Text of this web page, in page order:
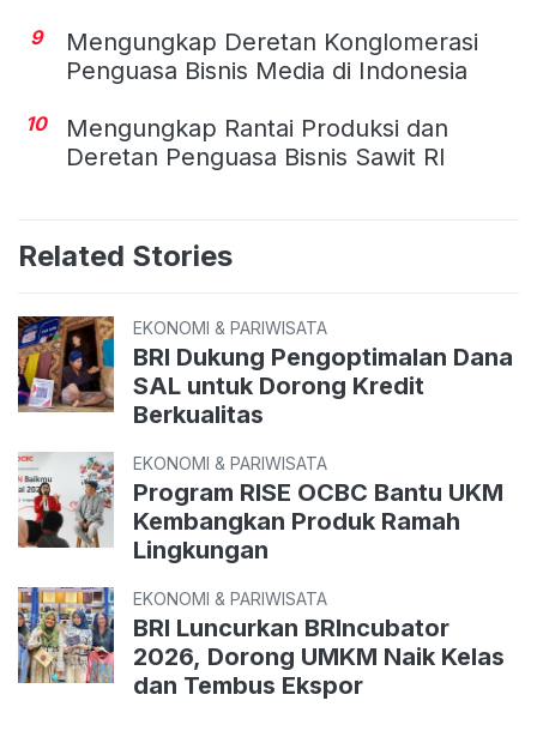
9
Mengungkap Deretan Konglomerasi
Penguasa Bisnis Media di Indonesia
10
Mengungkap Rantai Produksi dan
Deretan Penguasa Bisnis Sawit RI
Related Stories
EKONOMI & PARIWISATA
BRI Dukung Pengoptimalan Dana
SAL untuk Dorong Kredit
Berkualitas
EKONOMI & PARIWISATA
Program RISE OCBC Bantu UKM
Kembangkan Produk Ramah
Lingkungan
EKONOMI & PARIWISATA
BRI Luncurkan BRIncubator
2026, Dorong UMKM Naik Kelas
dan Tembus Ekspor